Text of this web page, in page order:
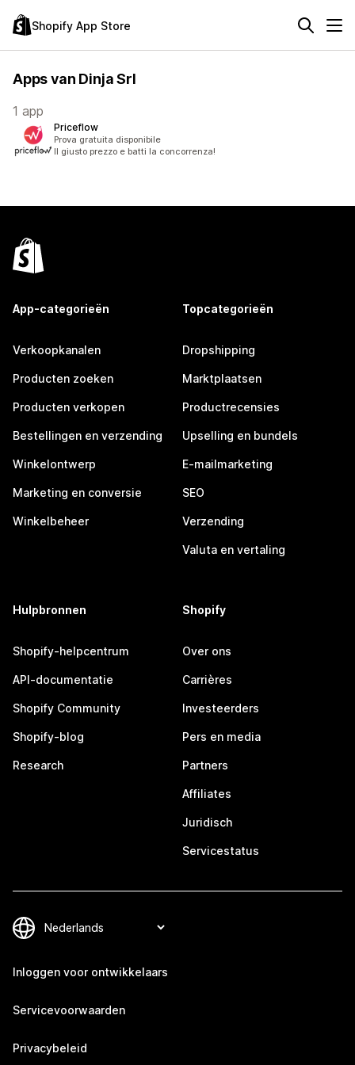
Shopify App Store
Apps van Dinja Srl
1 app
Priceflow
Prova gratuita disponibile
Il giusto prezzo e batti la concorrenza!
App-categorieën
Verkoopkanalen
Producten zoeken
Producten verkopen
Bestellingen en verzending
Winkelontwerp
Marketing en conversie
Winkelbeheer
Topcategorieën
Dropshipping
Marktplaatsen
Productrecensies
Upselling en bundels
E-mailmarketing
SEO
Verzending
Valuta en vertaling
Hulpbronnen
Shopify-helpcentrum
API-documentatie
Shopify Community
Shopify-blog
Research
Shopify
Over ons
Carrières
Investeerders
Pers en media
Partners
Affiliates
Juridisch
Servicestatus
Inloggen voor ontwikkelaars
Servicevoorwaarden
Privacybeleid